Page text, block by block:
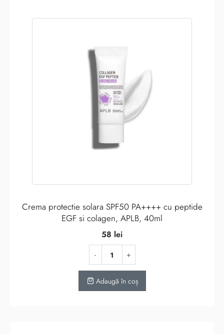
Crema protectie solara SPF50 PA++++ cu peptide
EGF si colagen, APLB, 40ml
58 lei
Adaugă în coș